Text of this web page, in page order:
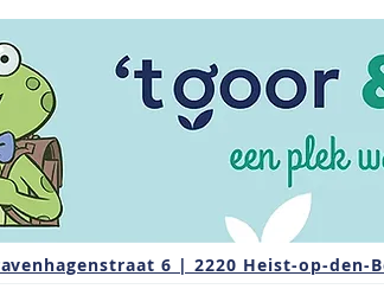
6 | 2220 Heist-op-den-